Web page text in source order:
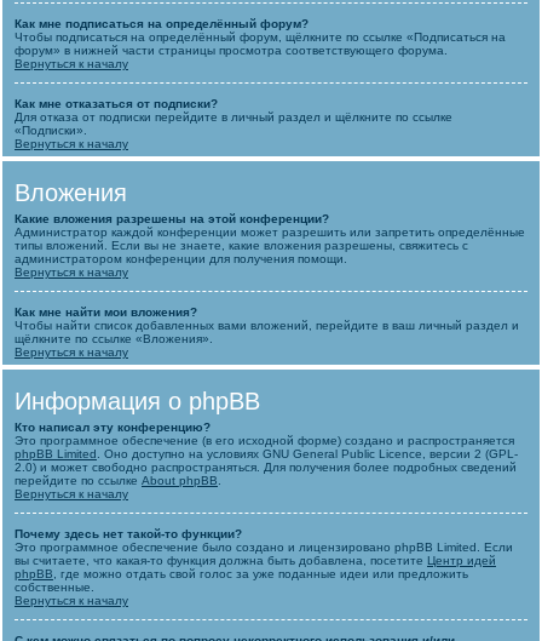
Как мне подписаться на определённый форум?
Чтобы подписаться на определённый форум, щёлкните по ссылке «Подписаться на
форум» в нижней части страницы просмотра соответствующего форума.
Вернуться к началу
Как мне отказаться от подписки?
Для отказа от подписки перейдите в личный раздел и щёлкните по ссылке
«Подписки».
Вернуться к началу
Вложения
Какие вложения разрешены на этой конференции?
Администратор каждой конференции может разрешить или запретить определённые
типы вложений. Если вы не знаете, какие вложения разрешены, свяжитесь с
администратором конференции для получения помощи.
Вернуться к началу
Как мне найти мои вложения?
Чтобы найти список добавленных вами вложений, перейдите в ваш личный раздел и
щёлкните по ссылке «Вложения».
Вернуться к началу
Информация о phpBB
Кто написал эту конференцию?
Это программное обеспечение (в его исходной форме) создано и распространяется
phpBB Limited . Оно доступно на условиях GNU General Public Licence, версии 2 (GPL-
2.0) и может свободно распространяться. Для получения более подробных сведений
перейдите по ссылке About phpBB
Вернуться к началу
Почему здесь нет такой-то функции?
Это программное обеспечение было создано и лицензировано phpBB Limited. Если
вы считаете, что какая-то функция должна быть добавлена, посетите Центр идей
phpBB , где можно отдать свой голос за уже поданные идеи или предложить
собственные.
Вернуться к началу